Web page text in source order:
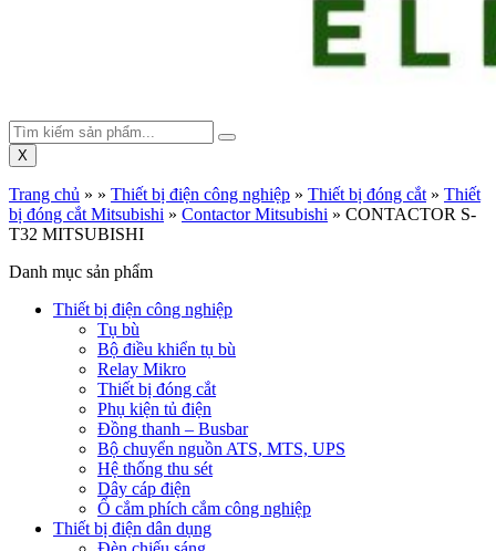
X
Trang chủ » » Thiết bị điện công nghiệp » Thiết bị đóng cắt » Thiết
bị đóng cắt Mitsubishi » Contactor Mitsubishi » CONTACTOR S-
T32 MITSUBISHI
Danh mục sản phẩm
Thiết bị điện công nghiệp
Tụ bù
Bộ điều khiển tụ bù
Relay Mikro
Thiết bị đóng cắt
Phụ kiện tủ điện
Đồng thanh – Busbar
Bộ chuyển nguồn ATS, MTS, UPS
Hệ thống thu sét
Dây cáp điện
Ổ cắm phích cắm công nghiệp
Thiết bị điện dân dụng